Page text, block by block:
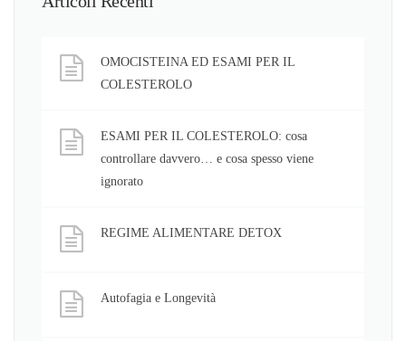
OMOCISTEINA ED ESAMI PER IL
COLESTEROLO
ESAMI PER IL COLESTEROLO: cosa
controllare davvero… e cosa spesso viene
ignorato
REGIME ALIMENTARE DETOX
Autofagia e Longevità